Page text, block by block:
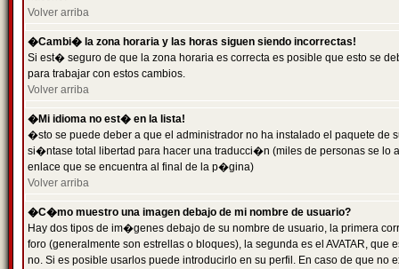
Volver arriba
�Cambi� la zona horaria y las horas siguen siendo incorrectas!
Si est� seguro de que la zona horaria es correcta es posible que esto se
para trabajar con estos cambios.
Volver arriba
�Mi idioma no est� en la lista!
�sto se puede deber a que el administrador no ha instalado el paquete
si�ntase total libertad para hacer una traducci�n (miles de personas se
enlace que se encuentra al final de la p�gina)
Volver arriba
�C�mo muestro una imagen debajo de mi nombre de usuario?
Hay dos tipos de im�genes debajo de su nombre de usuario, la primera
foro (generalmente son estrellas o bloques), la segunda es el AVATAR,
no. Si es posible usarlos puede introducirlo en su perfil. En caso de que